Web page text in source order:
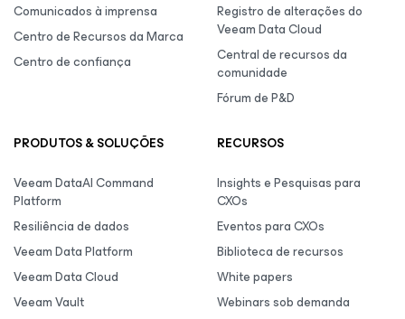
Comunicados à imprensa
Centro de Recursos da Marca
Centro de confiança
Registro de alterações do
Veeam Data Cloud
Central de recursos da
comunidade
Fórum de P&D
PRODUTOS & SOLUÇÕES
Veeam DataAI Command
Platform
Resiliência de dados
Veeam Data Platform
Veeam Data Cloud
Veeam Vault
RECURSOS
Insights e Pesquisas para
CXOs
Eventos para CXOs
Biblioteca de recursos
White papers
Webinars sob demanda